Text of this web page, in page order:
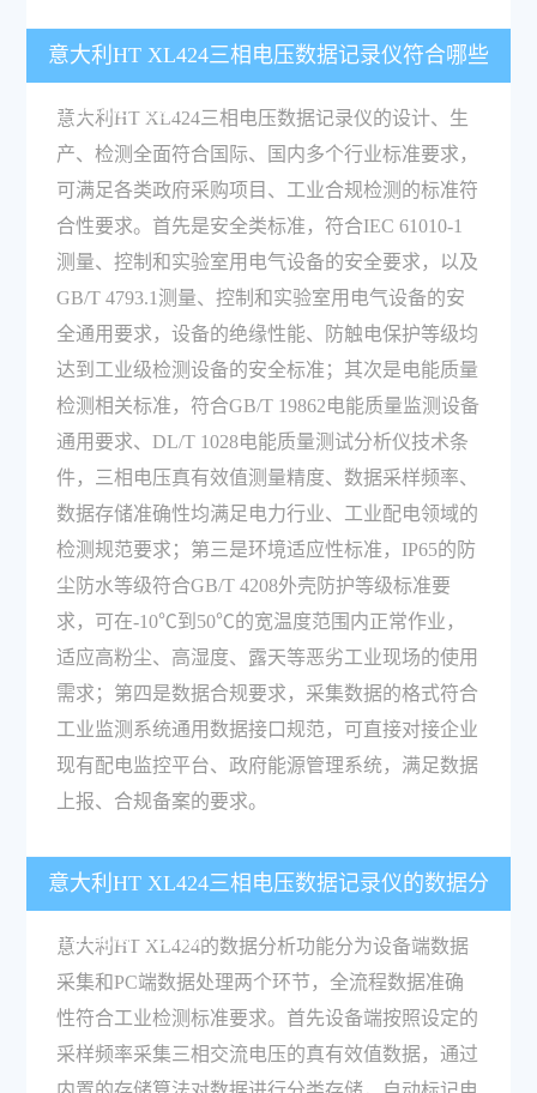
意大利HT XL424三相电压数据记录仪符合哪些
行业标准要求？
意大利HT XL424三相电压数据记录仪的设计、生
产、检测全面符合国际、国内多个行业标准要求，
可满足各类政府采购项目、工业合规检测的标准符
合性要求。首先是安全类标准，符合IEC 61010-1
测量、控制和实验室用电气设备的安全要求，以及
GB/T 4793.1测量、控制和实验室用电气设备的安
全通用要求，设备的绝缘性能、防触电保护等级均
达到工业级检测设备的安全标准；其次是电能质量
检测相关标准，符合GB/T 19862电能质量监测设备
通用要求、DL/T 1028电能质量测试分析仪技术条
件，三相电压真有效值测量精度、数据采样频率、
数据存储准确性均满足电力行业、工业配电领域的
检测规范要求；第三是环境适应性标准，IP65的防
尘防水等级符合GB/T 4208外壳防护等级标准要
求，可在-10℃到50℃的宽温度范围内正常作业，
适应高粉尘、高湿度、露天等恶劣工业现场的使用
需求；第四是数据合规要求，采集数据的格式符合
工业监测系统通用数据接口规范，可直接对接企业
现有配电监控平台、政府能源管理系统，满足数据
上报、合规备案的要求。
意大利HT XL424三相电压数据记录仪的数据分
析功能怎么实现？
意大利HT XL424的数据分析功能分为设备端数据
采集和PC端数据处理两个环节，全流程数据准确
性符合工业检测标准要求。首先设备端按照设定的
采样频率采集三相交流电压的真有效值数据，通过